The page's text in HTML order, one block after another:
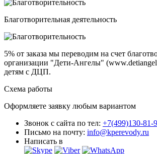
Благотворительная деятельность
5% от заказа мы переводим на счет
организации "Дети-Ангелы"
детям с ДЦП.
Схема работы
Оформляете заявку любым вариантом
Звонок с сайта по тел: +7(499)130-81-
Письмо на почту: info@kperevody.ru
Написать в